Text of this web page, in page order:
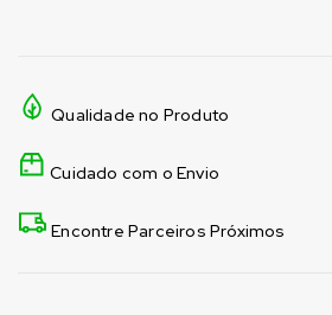
Qualidade no Produto
Cuidado com o Envio
Encontre Parceiros Próximos